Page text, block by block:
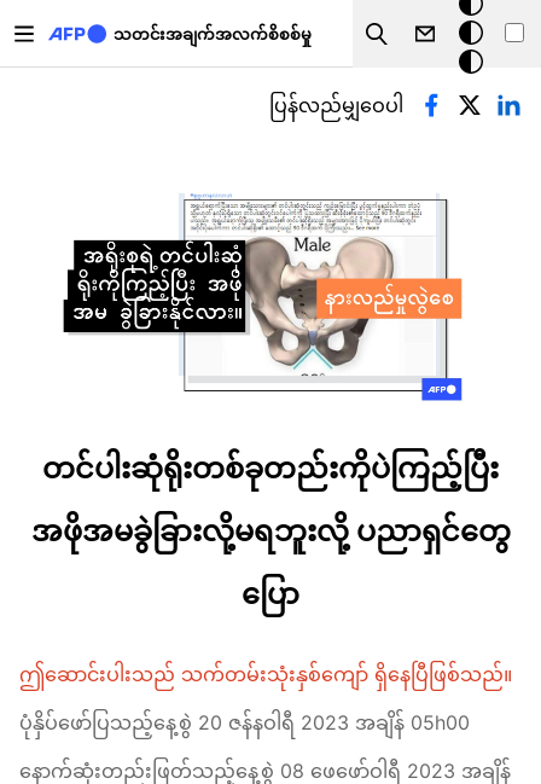
သတင်းအချက်အလက်စိစစ်မှု
Search
မှောင်
မုဒ်
ပြန်လည်မျှဝေပါ
တင်ပါးဆုံရိုးတစ်ခုတည်းကိုပဲကြည့်ပြီး
အဖိုအမခွဲခြားလို့မရဘူးလို့ ပညာရှင်တွေ
ပြော
ဤဆောင်းပါးသည် သက်တမ်းသုံးနှစ်ကျော် ရှိနေပြီဖြစ်သည်။
ပုံနှိပ်ဖော်ပြသည့်နေ့စွဲ 20 ဇန်နဝါရီ 2023 အချိန် 05h00
နောက်ဆုံးတည်းဖြတ်သည့်နေ့စွဲ 08 ဖေဖော်ဝါရီ 2023 အချိန်